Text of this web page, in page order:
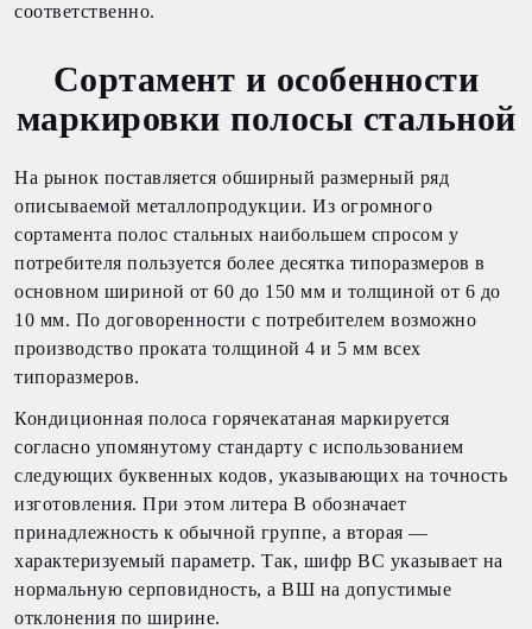
соответственно.
Сортамент и особенности
маркировки полосы стальной
На рынок поставляется обширный размерный ряд
описываемой металлопродукции. Из огромного
сортамента полос стальных наибольшем спросом у
потребителя пользуется более десятка типоразмеров в
основном шириной от 60 до 150 мм и толщиной от 6 до
10 мм. По договоренности с потребителем возможно
производство проката толщиной 4 и 5 мм всех
типоразмеров.
Кондиционная полоса горячекатаная маркируется
согласно упомянутому стандарту с использованием
следующих буквенных кодов, указывающих на точность
изготовления. При этом литера В обозначает
принадлежность к обычной группе, а вторая —
характеризуемый параметр. Так, шифр ВС указывает на
нормальную серповидность, а ВШ на допустимые
отклонения по ширине.